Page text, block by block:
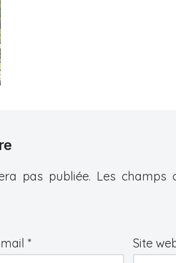
pas publiée. Les champs
* Site